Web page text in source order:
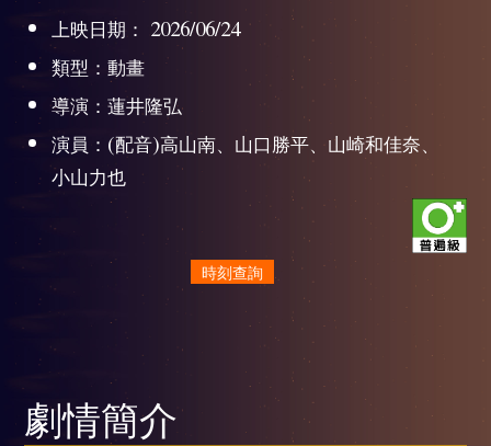
上映日期： 2026/06/24
類型：動畫
導演：蓮井隆弘
演員：(配音)高山南、山口勝平、山崎和佳奈、
小山力也
時刻查詢
劇情簡介